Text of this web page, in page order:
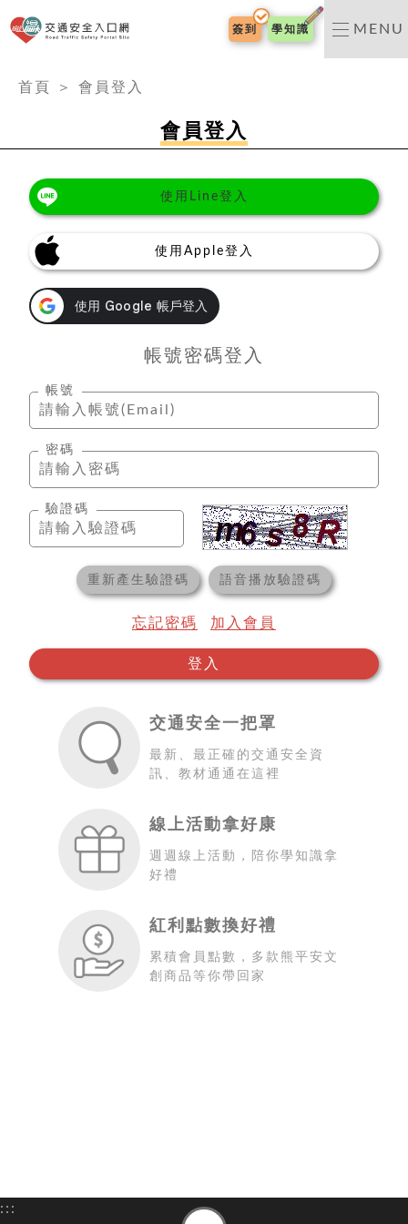
交通安全入口網
簽到 學知識 MENU
首頁
＞ 會員登入
會員登入
交通安全一把罩
最新、最正確的交通安全資
訊、教材通通在這裡
線上活動拿好康
週週線上活動，陪你學知識拿
好禮
紅利點數換好禮
累積會員點數，多款熊平安文
創商品等你帶回家
使用Line登入
使用Apple登入
帳號密碼登入
帳號
密碼
驗證碼
重新產生驗證碼 語音播放驗證碼
忘記密碼 加入會員
登入
:::